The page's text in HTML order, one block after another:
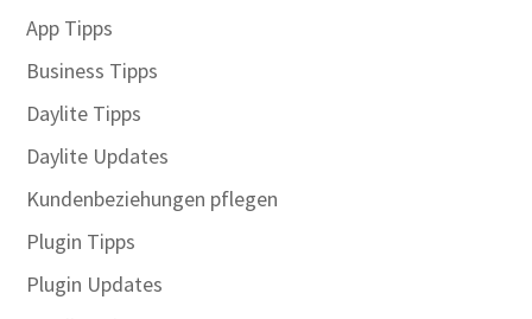
App Tipps
Business Tipps
Daylite Tipps
Daylite Updates
Kundenbeziehungen pflegen
Plugin Tipps
Plugin Updates